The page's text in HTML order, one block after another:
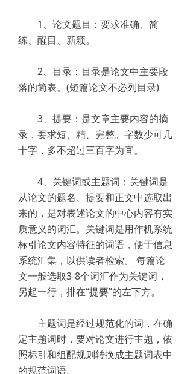
1、论文题目：要求准确、简
练、醒目、新颖。
2、目录：目录是论文中主要段
落的简表。(短篇论文不必列目录)
3、提要：是文章主要内容的摘
录，要求短、精、完整。字数少可几
十字，多不超过三百字为宜。
4、关键词或主题词：关键词是
从论文的题名、提要和正文中选取出
来的，是对表述论文的中心内容有实
质意义的词汇。关键词是用作机系统
标引论文内容特征的词语，便于信息
系统汇集，以供读者检索。 每篇论
文一般选取3-8个词汇作为关键词，
另起一行，排在“提要”的左下方。
主题词是经过规范化的词，在确
定主题词时，要对论文进行主题，依
照标引和组配规则转换成主题词表中
的规范词语。